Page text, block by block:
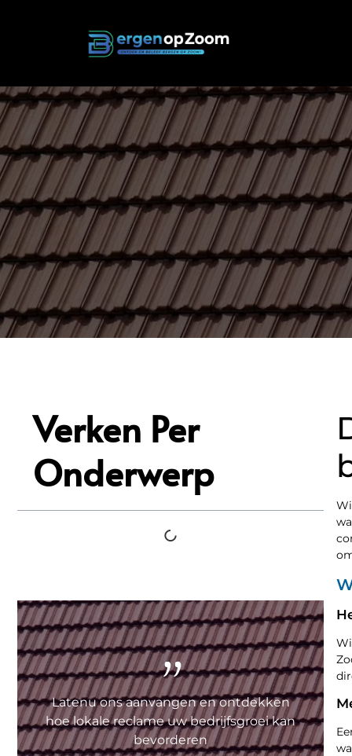
Verken Per
Onderwerp
"
Latenu ons aanvangen en ontdekken
hoe lokale reclame uw bedrijfsgroei kan
bevorderen